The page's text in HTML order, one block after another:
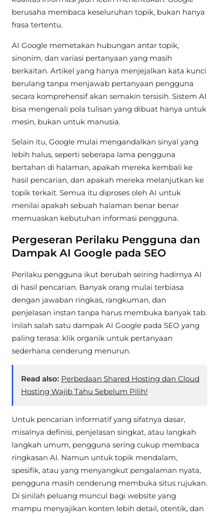
berusaha membaca keseluruhan topik, bukan hanya
frasa tertentu.
AI Google memetakan hubungan antar topik,
sinonim, dan variasi pertanyaan yang masih
berkaitan. Artikel yang hanya menjejalkan kata kunci
berulang tanpa menjawab pertanyaan pengguna
secara komprehensif akan semakin tersisih. Sistem AI
bisa mengenali pola tulisan yang dibuat hanya untuk
mesin, bukan untuk manusia.
Selain itu, Google mulai mengandalkan sinyal yang
lebih halus, seperti seberapa lama pengguna
bertahan di halaman, apakah mereka kembali ke
hasil pencarian, dan apakah mereka melanjutkan ke
topik terkait. Semua itu diproses oleh AI untuk
menilai apakah sebuah halaman benar benar
memuaskan kebutuhan informasi pengguna.
Pergeseran Perilaku Pengguna dan
Dampak AI Google pada SEO
Perilaku pengguna ikut berubah seiring hadirnya AI
di hasil pencarian. Banyak orang mulai terbiasa
dengan jawaban ringkas, rangkuman, dan
penjelasan instan tanpa harus membuka banyak tab.
Inilah salah satu dampak AI Google pada SEO yang
paling terasa: klik organik untuk pertanyaan
sederhana cenderung menurun.
Read also: Perbedaan Shared Hosting dan Cloud
Hosting Wajib Tahu Sebelum Pilih!
Untuk pencarian informatif yang sifatnya dasar,
misalnya definisi, penjelasan singkat, atau langkah
langkah umum, pengguna sering cukup membaca
ringkasan AI. Namun untuk topik mendalam,
spesifik, atau yang menyangkut pengalaman nyata,
pengguna masih cenderung membuka situs rujukan.
Di sinilah peluang muncul bagi website yang
mampu menyajikan konten lebih detail, otentik, dan